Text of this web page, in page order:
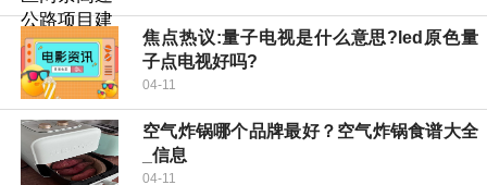
焦点热议:量子电视是什么意思?led原色量
子点电视好吗?
04-11
空气炸锅哪个品牌最好？空气炸锅食谱大全
_信息
04-11